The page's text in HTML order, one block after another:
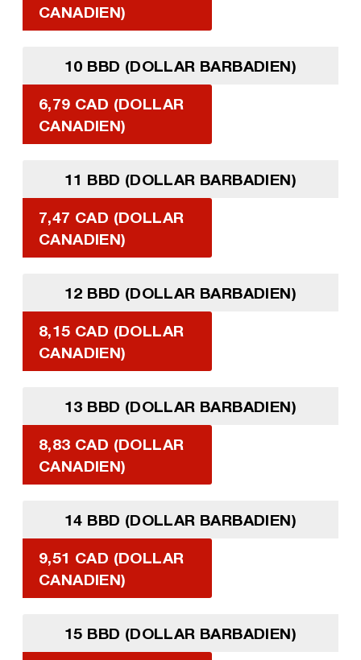
CANADIEN)
10 BBD (DOLLAR BARBADIEN)
6,79 CAD (DOLLAR
CANADIEN)
11 BBD (DOLLAR BARBADIEN)
7,47 CAD (DOLLAR
CANADIEN)
12 BBD (DOLLAR BARBADIEN)
8,15 CAD (DOLLAR
CANADIEN)
13 BBD (DOLLAR BARBADIEN)
8,83 CAD (DOLLAR
CANADIEN)
14 BBD (DOLLAR BARBADIEN)
9,51 CAD (DOLLAR
CANADIEN)
15 BBD (DOLLAR BARBADIEN)